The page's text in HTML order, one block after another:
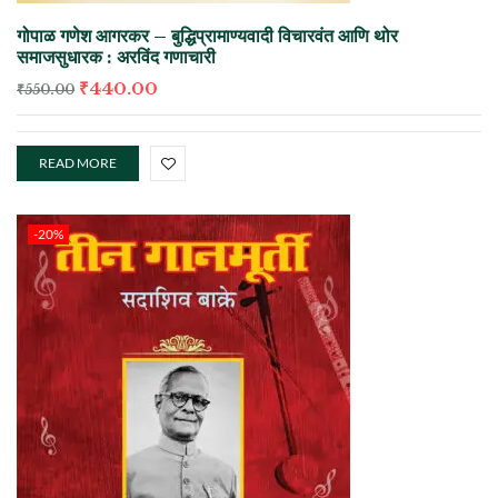
गोपाळ गणेश आगरकर – बुद्धिप्रामाण्यवादी विचारवंत आणि थोर
समाजसुधारक : अरविंद गणाचारी
₹550.00 ₹440.00
READ MORE
-20%